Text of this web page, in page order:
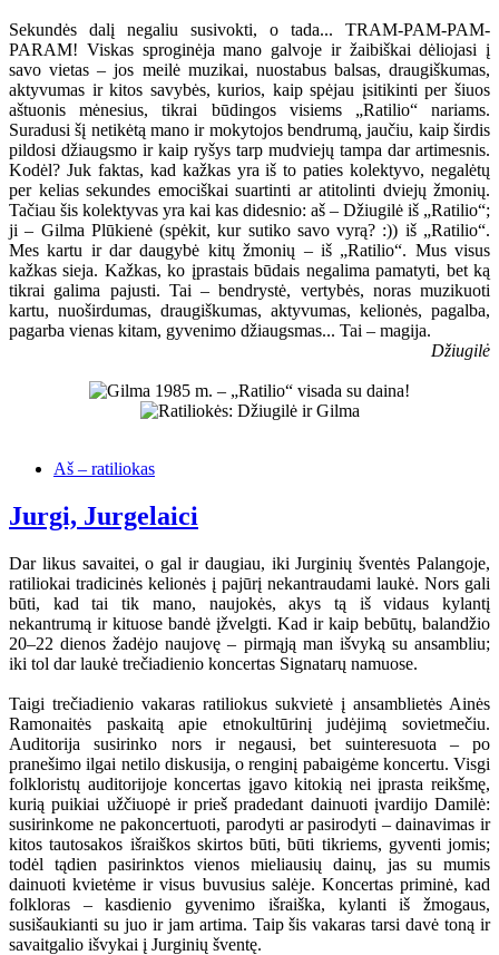
Sekundės dalį negaliu susivokti, o tada... TRAM-PAM-PAM-
PARAM! Viskas sproginėja mano galvoje ir žaibiškai dėliojasi į
savo vietas – jos meilė muzikai, nuostabus balsas, draugiškumas,
aktyvumas ir kitos savybės, kurios, kaip spėjau įsitikinti per šiuos
aštuonis mėnesius, tikrai būdingos visiems „Ratilio“ nariams.
Suradusi šį netikėtą mano ir mokytojos bendrumą, jaučiu, kaip širdis
pildosi džiaugsmo ir kaip ryšys tarp mudviejų tampa dar artimesnis.
Kodėl? Juk faktas, kad kažkas yra iš to paties kolektyvo, negalėtų
per kelias sekundes emociškai suartinti ar atitolinti dviejų žmonių.
Tačiau šis kolektyvas yra kai kas didesnio: aš – Džiugilė iš „Ratilio“;
ji – Gilma Plūkienė (spėkit, kur sutiko savo vyrą? :)) iš „Ratilio“.
Mes kartu ir dar daugybė kitų žmonių – iš „Ratilio“. Mus visus
kažkas sieja. Kažkas, ko įprastais būdais negalima pamatyti, bet ką
tikrai galima pajusti. Tai – bendrystė, vertybės, noras muzikuoti
kartu, nuoširdumas, draugiškumas, aktyvumas, kelionės, pagalba,
pagarba vienas kitam, gyvenimo džiaugsmas... Tai – magija.
Džiugilė
Aš – ratiliokas
Jurgi, Jurgelaici
Dar likus savaitei, o gal ir daugiau, iki Jurginių šventės Palangoje,
ratiliokai tradicinės kelionės į pajūrį nekantraudami laukė. Nors gali
būti, kad tai tik mano, naujokės, akys tą iš vidaus kylantį
nekantrumą ir kituose bandė įžvelgti. Kad ir kaip bebūtų, balandžio
20–22 dienos žadėjo naujovę – pirmąją man išvyką su ansambliu;
iki tol dar laukė trečiadienio koncertas Signatarų namuose.
Taigi trečiadienio vakaras ratiliokus sukvietė į ansamblietės Ainės
Ramonaitės paskaitą apie etnokultūrinį judėjimą sovietmečiu.
Auditorija susirinko nors ir negausi, bet suinteresuota – po
pranešimo ilgai netilo diskusija, o renginį pabaigėme koncertu. Visgi
folkloristų auditorijoje koncertas įgavo kitokią nei įprasta reikšmę,
kurią puikiai užčiuopė ir prieš pradedant dainuoti įvardijo Damilė:
susirinkome ne pakoncertuoti, parodyti ar pasirodyti – dainavimas ir
kitos tautosakos išraiškos skirtos būti, būti tikriems, gyventi jomis;
todėl tądien pasirinktos vienos mieliausių dainų, jas su mumis
dainuoti kvietėme ir visus buvusius salėje. Koncertas priminė, kad
folkloras – kasdienio gyvenimo išraiška, kylanti iš žmogaus,
susišaukianti su juo ir jam artima. Taip šis vakaras tarsi davė toną ir
savaitgalio išvykai į Jurginių šventę.